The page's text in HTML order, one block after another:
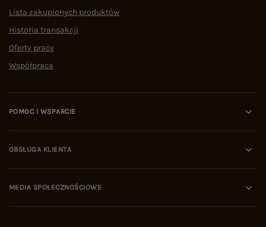
Lista zakupionych produktów
Historia transakcji
Oferty pracy
Współpraca
POMOC I WSPARCIE
OBSŁUGA KLIENTA
MEDIA SPOŁECZNOŚCIOWE